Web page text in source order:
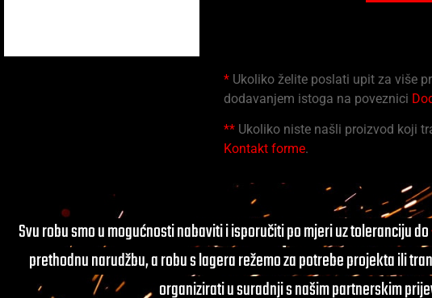
* Ukoliko želite poslati upit za više
dodavanjem istoga na poveznici
** Ukoliko niste našli proizvod koji
Kontakt forme.
Svu robu smo u mogućnosti nabaviti i isporučiti po mjeri uz toleranciju do
prethodnu narudžbu, a robu s lagera režemo za potrebe projekta ili
organizirati u suradnji s našim partnerskim